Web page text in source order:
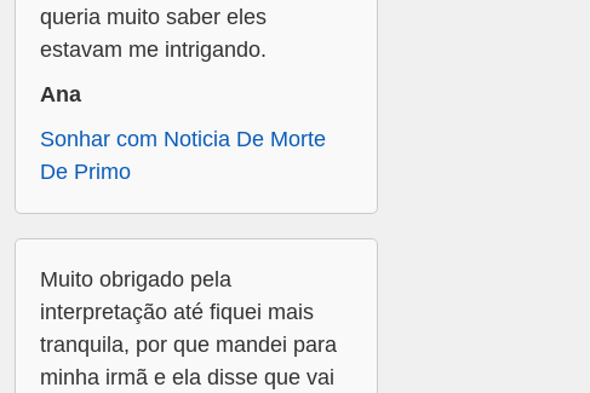
queria muito saber eles
estavam me intrigando.
Ana
Sonhar com Noticia De Morte
De Primo
Muito obrigado pela
interpretação até fiquei mais
tranquila, por que mandei para
minha irmã e ela disse que vai